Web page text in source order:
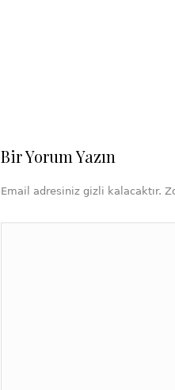
Bir Yorum Yazın
Email adresiniz gizli kalacaktır.